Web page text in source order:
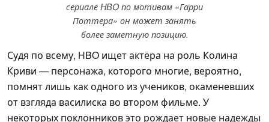
сериале HBO по мотивам «Гарри
Поттера» он может занять
более заметную позицию.
Судя по всему, HBO ищет актёра на роль Колина
Криви — персонажа, которого многие, вероятно,
помнят лишь как одного из учеников, окаменевших
от взгляда василиска во втором фильме. У
некоторых поклонников это рождает новые надежды